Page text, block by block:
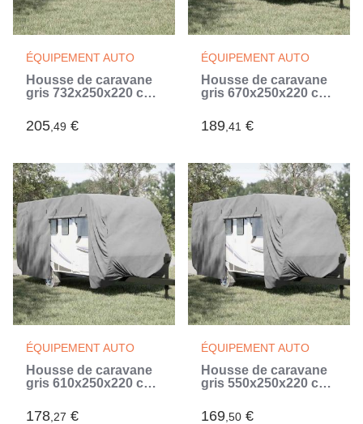
ÉQUIPEMENT AUTO
Housse de caravane
gris 732x250x220 cm
205,49 €
ÉQUIPEMENT AUTO
Housse de caravane
gris 670x250x220 cm
189,41 €
ÉQUIPEMENT AUTO
Housse de caravane
gris 610x250x220 cm
178,27 €
ÉQUIPEMENT AUTO
Housse de caravane
gris 550x250x220 cm
169,50 €